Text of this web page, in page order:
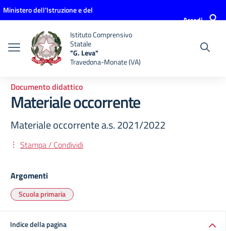
Vai ai contenuti
Vai al menu di navigazione
Vai al footer
Ministero dell'Istruzione e del
Accedi
Istituto Comprensivo
Statale
"G. Leva"
Travedona-Monate (VA)
Documento didattico
Materiale occorrente
Materiale occorrente a.s. 2021/2022
Stampa / Condividi
Argomenti
Scuola primaria
Indice della pagina